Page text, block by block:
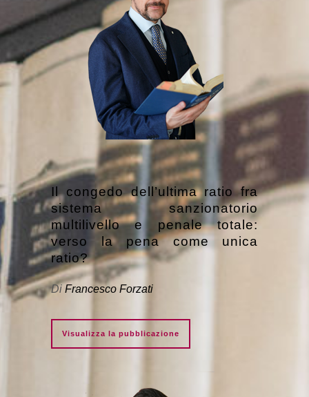
Il congedo dell’ultima ratio fra
sistema sanzionatorio
multilivello e penale totale:
verso la pena come unica
ratio?
Di Francesco Forzati
Visualizza la pubblicazione